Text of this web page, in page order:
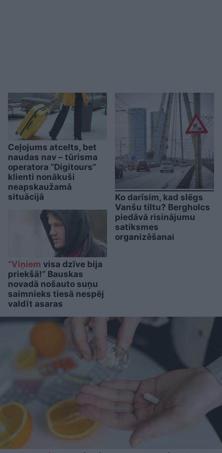
Ceļojums atcelts, bet
naudas nav – tūrisma
operatora “Digitours”
klienti nonākuši
neapskaužamā
situācijā
“Viņiem visa dzīve bija
priekšā!” Bauskas
novadā nošauto suņu
saimnieks tiesā nespēj
valdīt asaras
Ko darīsim, kad slēgs
Vanšu tiltu? Bergholcs
piedāvā risinājumu
satiksmes
organizēšanai